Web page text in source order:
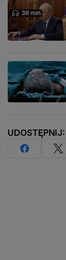
38 min
UDOSTĘPNIJ: